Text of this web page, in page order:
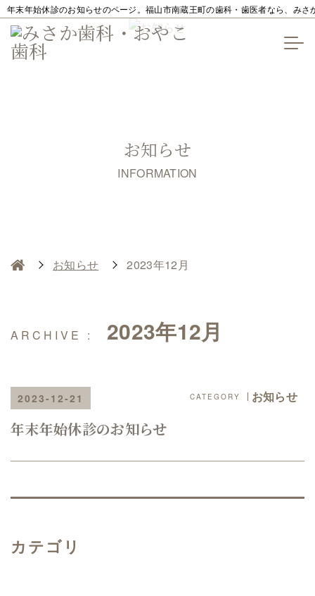
年末年始休診のお知らせのページ。福山市南蔵王町の歯科・歯医者なら、みさ
お知らせ
INFORMATION
お知らせ 2023年12月
2023年12月
お知らせ
2023-12-21
年末年始休診のお知らせ
カテゴリ